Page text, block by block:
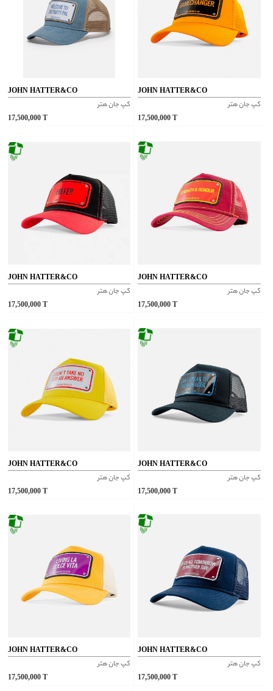
JOHN HATTER&CO
کپ جان هتر
17,500,000
JOHN HATTER&CO
کپ جان هتر
17,500,000
JOHN HATTER&CO
کپ جان هتر
17,500,000
JOHN HATTER&CO
کپ جان هتر
17,500,000
JOHN HATTER&CO
کپ جان هتر
17,500,000
JOHN HATTER&CO
کپ جان هتر
17,500,000
JOHN HATTER&CO
کپ جان هتر
17,500,000
JOHN HATTER&CO
کپ جان هتر
17,500,000